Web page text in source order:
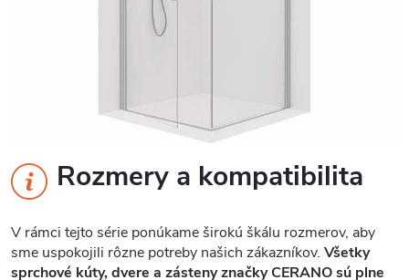
Rozmery a kompatibilita
V rámci tejto série ponúkame širokú škálu rozmerov, aby
sme uspokojili rôzne potreby našich zákazníkov. Všetky
sprchové kúty, dvere a zásteny značky CERANO sú plne